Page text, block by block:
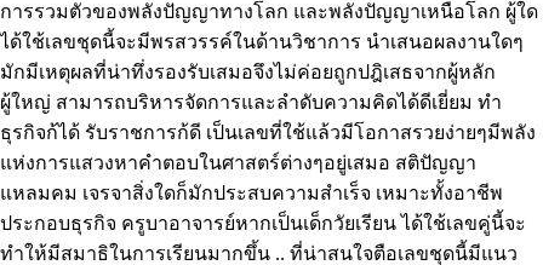
การรวมตัวของพลังปัญญาทางโลก และพลังปัญญาเหนือโลก ผู้ใด
ได้ใช้เลขชุดนี้จะมีพรสวรรค์ในด้านวิชาการ นำเสนอผลงานใดๆ
มักมีเหตุผลที่น่าทึ่งรองรับเสมอจึงไม่ค่อยถูกปฎิเสธจากผู้หลัก
ผู้ใหญ่ สามารถบริหารจัดการและลำดับความคิดได้ดีเยี่ยม ทำ
ธุรกิจก้ได้ รับราชการก้ดี เป็นเลขที่ใช้แล้วมีโอกาสรวยง่ายๆมีพลัง
แห่งการแสวงหาคำตอบในศาสตร์ต่างๆอยู่เสมอ สติปัญญา
แหลมคม เจรจาสิ่งใดก็มักประสบความสำเร็จ เหมาะทั้งอาชีพ
ประกอบธุรกิจ ครูบาอาจารย์หากเป็นเด็กวัยเรียน ได้ใช้เลขคู่นี้จะ
ทำให้มีสมาธิในการเรียนมากขึ้น .. ที่น่าสนใจตือเลขชุดนี้มีแนว